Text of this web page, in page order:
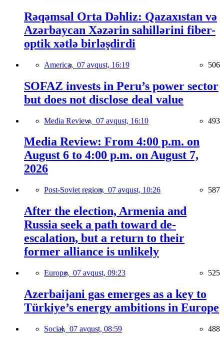
Rəqəmsal Orta Dəhliz: Qazaxıstan və
Azərbaycan Xəzərin sahillərini fiber-
optik xətlə birləşdirdi
America, 07 avqust, 16:19 506
SOFAZ invests in Peru’s power sector
but does not disclose deal value
Media Review, 07 avqust, 16:10 493
Media Review: From 4:00 p.m. on
August 6 to 4:00 p.m. on August 7,
2026
Post-Soviet region, 07 avqust, 10:26 587
After the election, Armenia and
Russia seek a path toward de-
escalation, but a return to their
former alliance is unlikely
Europe, 07 avqust, 09:23 525
Azerbaijani gas emerges as a key to
Türkiye’s energy ambitions in Europe
Social, 07 avqust, 08:59 488